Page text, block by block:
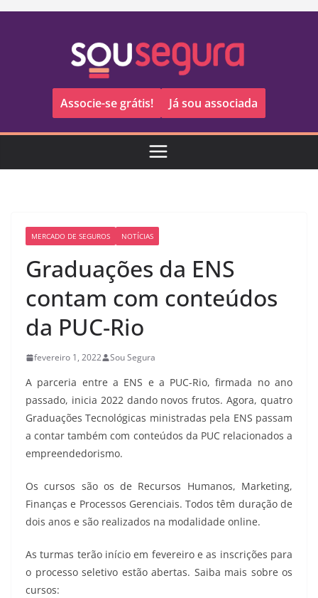
Pular
Associe-se grátis! Já sou associada
MERCADO DE SEGUROS NOTÍCIAS
Graduações da ENS
contam com conteúdos
da PUC-Rio
fevereiro 1, 2022 Sou Segura
A parceria entre a ENS e a PUC-Rio, firmada no ano
passado, inicia 2022 dando novos frutos. Agora, quatro
Graduações Tecnológicas ministradas pela ENS passam
a contar também com conteúdos da PUC relacionados a
empreendedorismo.
Os cursos são os de Recursos Humanos, Marketing,
Finanças e Processos Gerenciais. Todos têm duração de
dois anos e são realizados na modalidade online.
As turmas terão início em fevereiro e as inscrições para
o processo seletivo estão abertas. Saiba mais sobre os
cursos: